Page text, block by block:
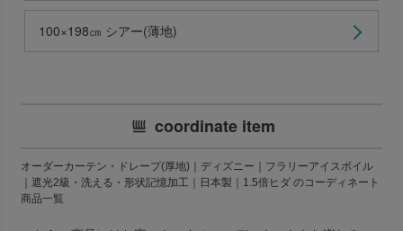
100×198㎝ シアー(薄地)
coordinate item
オーダーカーテン・ドレープ(厚地)｜ディズニー｜フラリーアイスボイル
｜遮光2級・洗える・形状記憶加工｜日本製｜1.5倍ヒダ のコーディネート
商品一覧